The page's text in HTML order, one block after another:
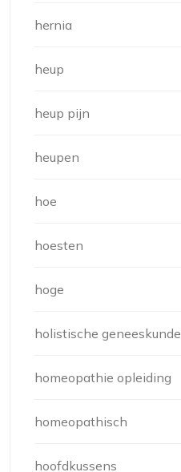
hernia
heup
heup pijn
heupen
hoe
hoesten
hoge
holistische geneeskunde
homeopathie opleiding
homeopathisch
hoofdkussens